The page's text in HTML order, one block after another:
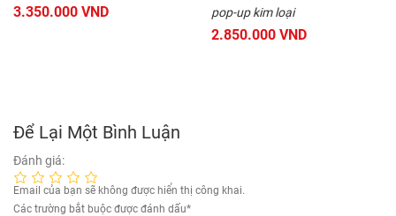
3.350.000 VND
pop-up kim loại
2.850.000 VND
Để Lại Một Bình Luận
Đánh giá:
Email của bạn sẽ không được hiển thị công khai.
Các trường bắt buộc được đánh dấu*